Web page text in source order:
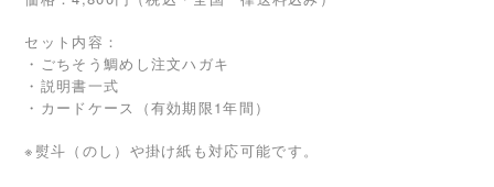
セット内容：
・ごちそう鯛めし注文ハガキ
・説明書一式
・カードケース（有効期限1年間）
※熨斗（のし）や掛け紙も対応可能です。